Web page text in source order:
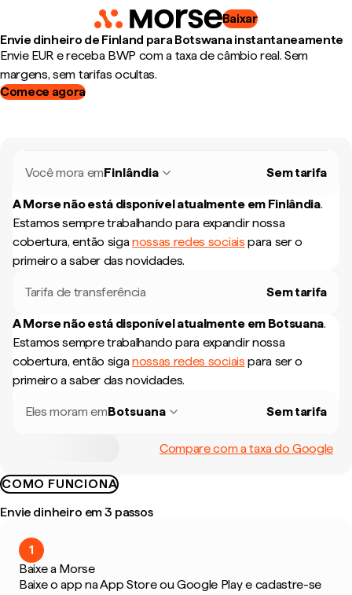
Baixar
Envie dinheiro de Finland para Botswana instantaneamente
Envie EUR e receba BWP com a taxa de câmbio real. Sem
margens, sem tarifas ocultas.
Comece agora
Você mora emFinlândia Sem tarifa
A Morse não está disponível atualmente em Finlândia.
Estamos sempre trabalhando para expandir nossa
cobertura, então siganossas redes sociais para ser o
primeiro a saber das novidades.
Tarifa de transferência Sem tarifa
A Morse não está disponível atualmente em Botsuana.
Estamos sempre trabalhando para expandir nossa
cobertura, então siganossas redes sociais para ser o
primeiro a saber das novidades.
Eles moram emBotsuana Sem tarifa
Compare com a taxa do Google
COMO FUNCIONA
Envie dinheiro em 3 passos
1
Baixe a Morse
Baixe o app na App Store ou Google Play e cadastre-se